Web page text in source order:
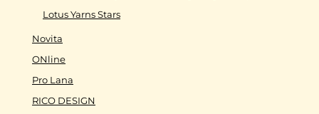
Lotus Yarns Stars
Novita
ONline
Pro Lana
RICO DESIGN